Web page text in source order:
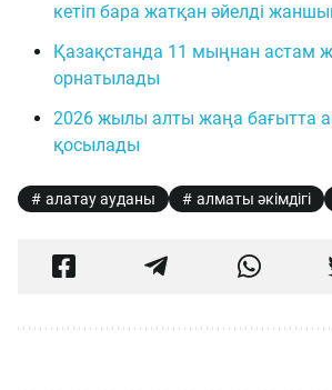
кетіп бара жатқан әйелді
Қазақстанда 11 мыңнан астам
орнатылады
2026 жылы алты жаңа бағытта
қосылады
алатау ауданы алматы әкімдігі